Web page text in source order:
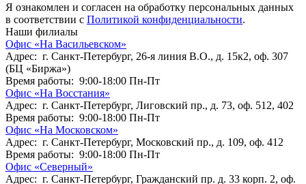
Я ознакомлен и согласен на обработку персональных данных
в соответствии с Политикой конфиденциальности.
Наши филиалы
Офис «На Васильевском»
Адрес: г. Санкт-Петербург, 26-я линия В.О., д. 15к2, оф. 307
(БЦ «Биржа»)
Время работы: 9:00-18:00 Пн-Пт
Офис «На Восстания»
Адрес: г. Санкт-Петербург, Лиговский пр., д. 73, оф. 512, 402
Время работы: 9:00-18:00 Пн-Пт
Офис «На Московском»
Адрес: г. Санкт-Петербург, Московский пр., д. 109, оф. 412
Время работы: 9:00-18:00 Пн-Пт
Офис «Северный»
Адрес: г. Санкт-Петербург, Гражданский пр. д. 33 корп. 2, оф.